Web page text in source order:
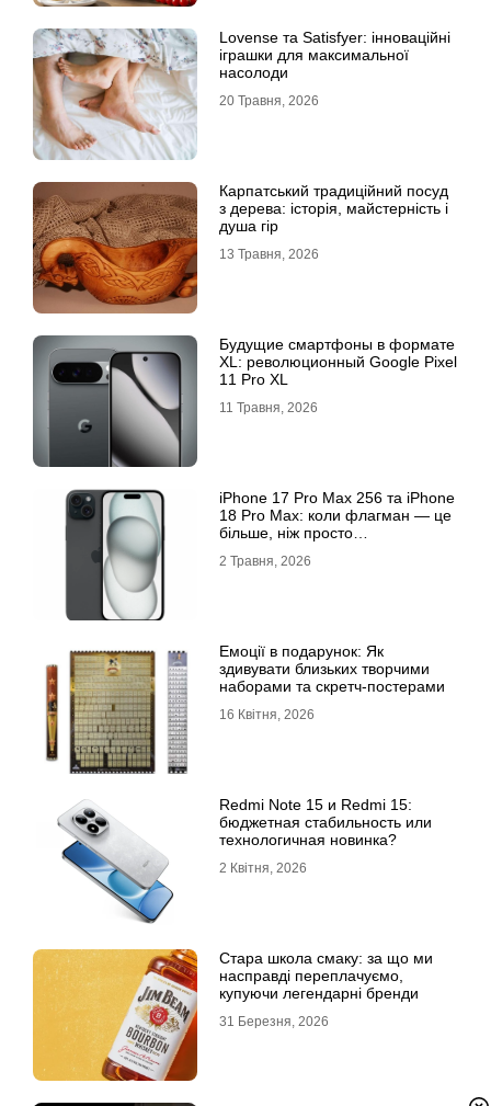
Lovense та Satisfyer: інноваційні
іграшки для максимальної
насолоди
20 Травня, 2026
Карпатський традиційний посуд
з дерева: історія, майстерність і
душа гір
13 Травня, 2026
Будущие смартфоны в формате
XL: революционный Google Pixel
11 Pro XL
11 Травня, 2026
iРhone 17 Рro Мax 256 та iРhone
18 Рro Мax: коли флагман — це
більше, ніж просто
2 Травня, 2026
Емоції в подарунок: Як
здивувати близьких творчими
наборами та скретч-постерами
16 Квітня, 2026
Redmi Note 15 и Redmi 15:
бюджетная стабильность или
технологичная новинка?
2 Квітня, 2026
Стара школа смаку: за що ми
насправді переплачуємо,
купуючи легендарні бренди
31 Березня, 2026